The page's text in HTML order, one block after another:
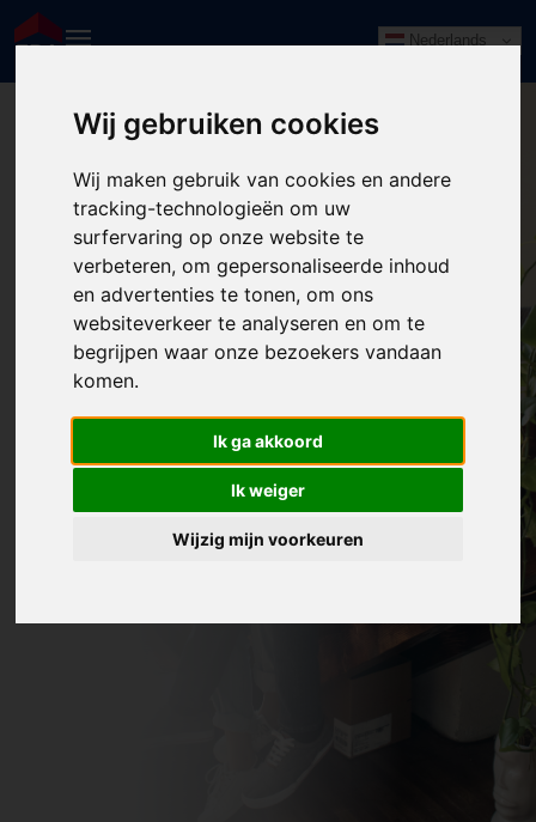
Wij gebruiken cookies
Wij maken gebruik van cookies en andere
tracking-technologieën om uw
surfervaring op onze website te
verbeteren, om gepersonaliseerde inhoud
en advertenties te tonen, om ons
websiteverkeer te analyseren en om te
begrijpen waar onze bezoekers vandaan
komen.
Ik ga akkoord
Ik weiger
Wijzig mijn voorkeuren
Nederlands
Wellicht elders?